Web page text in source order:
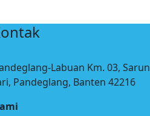
Labuan Km. 03,
Pandeglang, Banten 42216